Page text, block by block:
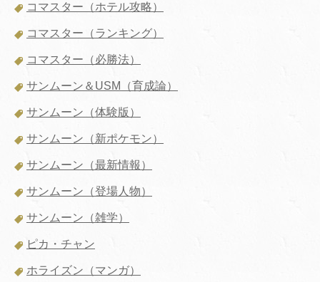
コマスター（ホテル攻略）
コマスター（ランキング）
コマスター（必勝法）
サンムーン＆USM（育成論）
サンムーン（体験版）
サンムーン（新ポケモン）
サンムーン（最新情報）
サンムーン（登場人物）
サンムーン（雑学）
ピカ・チャン
ホライズン（マンガ）